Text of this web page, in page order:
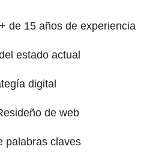
de 15 años de experiencia
estado actual
digital
de web
palabras claves